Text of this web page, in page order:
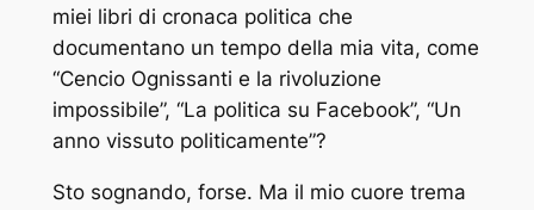
miei libri di cronaca politica che
documentano un tempo della mia vita, come
“Cencio Ognissanti e la rivoluzione
impossibile”, “La politica su Facebook”, “Un
anno vissuto politicamente”?
Sto sognando, forse. Ma il mio cuore trema